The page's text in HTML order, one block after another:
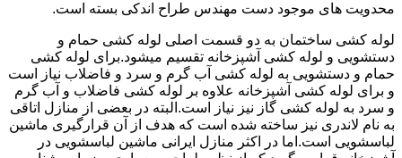
محدویت های موجود دست مهندس طراح اندکی بسته است.
لوله کشی ساختمان به دو قسمت اصلی لوله کشی حمام و
دستشویی و لوله کشی آشپزخانه تقسیم میشود.برای لوله کشی
حمام و دستشویی به لوله کشی آب گرم و سرد و فاضلاب نیاز است
و برای لوله کشی آشپزخانه علاوه بر لوله کشی فاضلاب و آب گرم
و سرد به لوله کشی گاز نیز نیاز است.البته در بعضی از منازل اتاقی
به نام لاندری نیز ساخته شده است که هدف از آن قرارگیری ماشین
لباسشویی است.اما در اکثر منازل ایرانی ماشین لباسشویی در